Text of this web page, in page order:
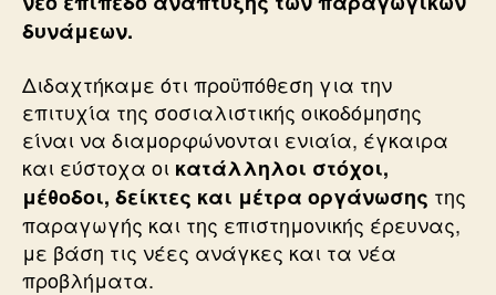
δυνάμεων.
Διδαχτήκαμε ότι προϋπόθεση για την
επιτυχία της σοσιαλιστικής οικοδόμησης
είναι να διαμορφώνονται ενιαία, έγκαιρα
και εύστοχα οι κατάλληλοι στόχοι,
μέθοδοι, δείκτες και μέτρα οργάνωσης της
παραγωγής και της επιστημονικής έρευνας,
με βάση τις νέες ανάγκες και τα νέα
προβλήματα.